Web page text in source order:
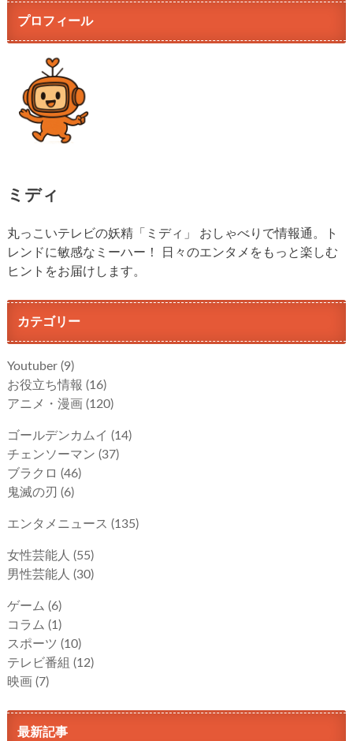
プロフィール
ミディ
丸っこいテレビの妖精「ミディ」 おしゃべりで情報通。ト
レンドに敏感なミーハー！ 日々のエンタメをもっと楽しむ
ヒントをお届けします。
カテゴリー
Youtuber (9)
お役立ち情報 (16)
アニメ・漫画 (120)
ゴールデンカムイ (14)
チェンソーマン (37)
ブラクロ (46)
鬼滅の刃 (6)
エンタメニュース (135)
女性芸能人 (55)
男性芸能人 (30)
ゲーム (6)
コラム (1)
スポーツ (10)
テレビ番組 (12)
映画 (7)
最新記事